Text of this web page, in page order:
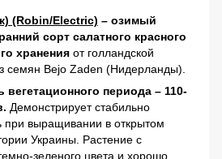
(Robin/Electric) – озимый
сорт салатного красного
хранения от голландской
семян Bejo Zaden (Нидерланды).
периода – 110-
Демонстрирует стабильно
при выращивании в открытом
Украины. Растение с
зеленого цвета и хорошо